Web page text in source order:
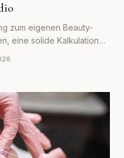
zum eigenen Beauty-
eine solide Kalkulation